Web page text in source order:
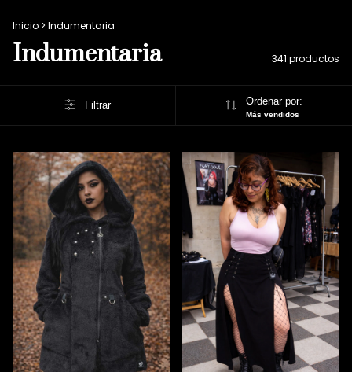
Inicio > Indumentaria
Indumentaria 341 productos
Filtrar Ordenar por:
Más vendidos